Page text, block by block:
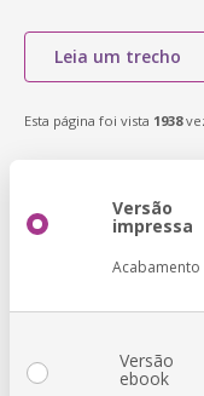
Leia um trecho
Esta página foi vista 1938
Versão
impressa
Acabamento
Versão
ebook